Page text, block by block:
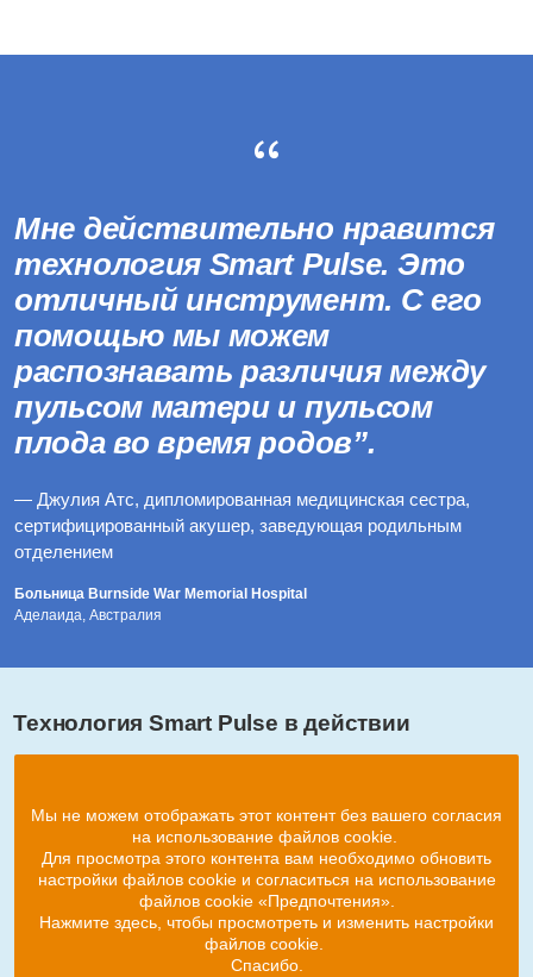
Мне действительно нравится
технология Smart Pulse. Это
отличный инструмент. С его
помощью мы можем
распознавать различия между
пульсом матери и пульсом
плода во время родов”.
— Джулия Атс, дипломированная медицинская сестра,
сертифицированный акушер, заведующая родильным
отделением
Больница Burnside War Memorial Hospital
Аделаида, Австралия
Технология Smart Pulse в действии
Мы не можем отображать этот контент без вашего согласия
на использование файлов cookie.
Для просмотра этого контента вам необходимо обновить
настройки файлов cookie и согласиться на использование
файлов cookie «Предпочтения».
Нажмите здесь, чтобы просмотреть и изменить настройки
файлов cookie.
Спасибо.